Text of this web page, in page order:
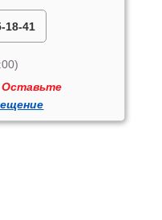
18-41
Оставьте